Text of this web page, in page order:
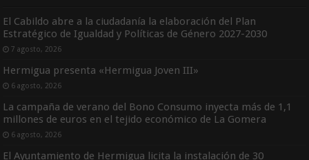
El Cabildo abre a la ciudadanía la elaboración del Plan
Estratégico de Igualdad y Políticas de Género 2027-2030
7 agosto, 2026
Hermigua presenta «Hermigua Joven III»
6 agosto, 2026
La campaña de verano del Bono Consumo inyecta más de 1,1
millones de euros en el tejido económico de La Gomera
6 agosto, 2026
El Ayuntamiento de Hermigua licita la instalación de 30